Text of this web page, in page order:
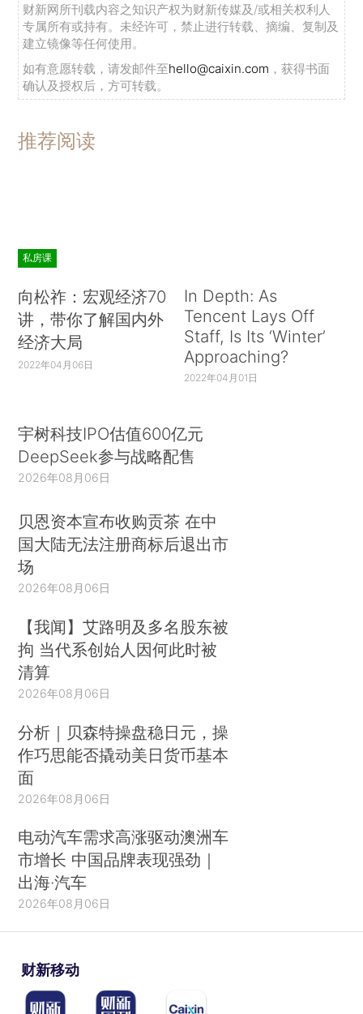
财新网所刊载内容之知识产权为财新传媒及/或相关权利人
专属所有或持有。未经许可，禁止进行转载、摘编、复制及
建立镜像等任何使用。
如有意愿转载，请发邮件至hello@caixin.com ，获得书面
确认及授权后，方可转载。
推荐阅读
私房课
向松祚：宏观经济70
讲，带你了解国内外
经济大局
2022年04月06日
In Depth: As
Tencent Lays Off
Staff, Is Its ‘Winter’
Approaching?
2022年04月01日
宇树科技IPO估值600亿元
DeepSeek参与战略配售
2026年08月06日
贝恩资本宣布收购贡茶 在中
国大陆无法注册商标后退出市
场
2026年08月06日
【我闻】艾路明及多名股东被
拘 当代系创始人因何此时被
清算
2026年08月06日
分析｜贝森特操盘稳日元，操
作巧思能否撬动美日货币基本
面
2026年08月06日
电动汽车需求高涨驱动澳洲车
市增长 中国品牌表现强劲｜
出海·汽车
2026年08月06日
财新移动